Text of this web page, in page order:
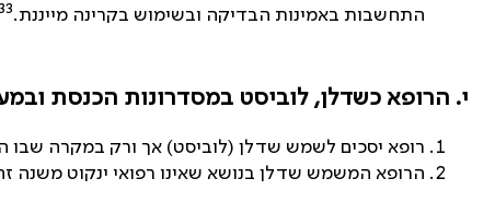
התחשבות באמינות הבדיקה ובשימוש בקרינה מייננת.
י. הרופא כשדלן, לוביסט במסדרונות הכנסת
רופא יסכים לשמש שדלן (לוביסט) אך ורק במקרה שבו
הרופא המשמש שדלן בנושא שאינו רפואי ינקוט משנה